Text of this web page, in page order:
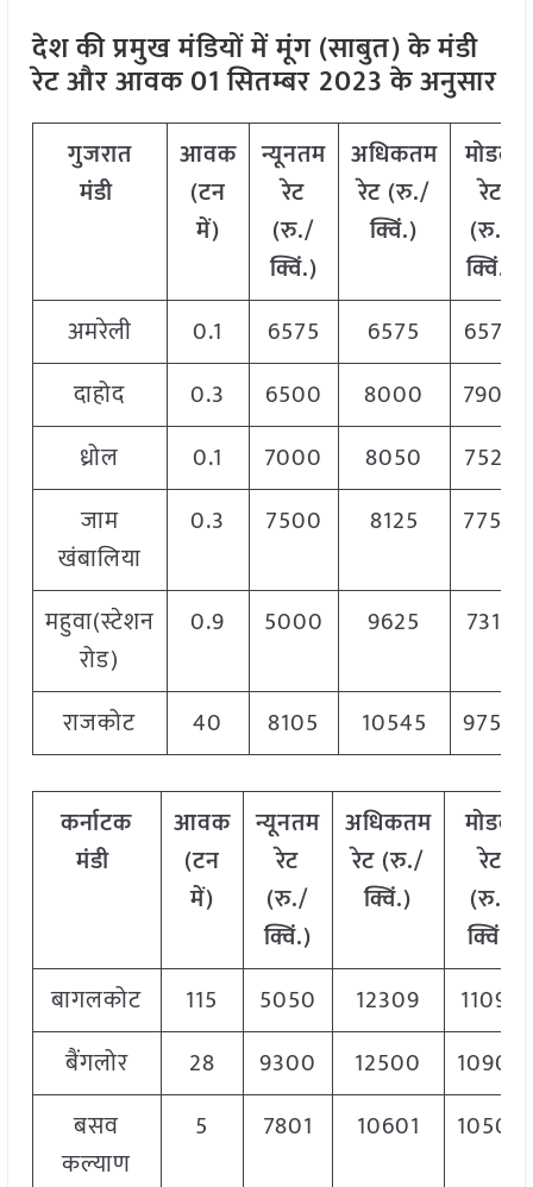
देश की प्रमुख मंडियों में मूंग (साबुत) के मंडी
रेट और आवक 01 सितम्बर 2023 के अनुसार
गुजरात
मंडी
आवक
(टन
में)
न्यूनतम
रेट
(रु./
क्विं.)
अधिकतम
रेट (रु./
क्विं.)
मोडल
रेट
(रु./
क्विं.)
अमरेली
0.1 6575 6575
6575
दाहोद
0.3 6500 8000
7900
ध्रोल
0.1 7000 8050
7525
जाम
खंबालिया
0.3 7500 8125 7750
महुवा(स्टेशन
रोड)
0.9 5000 9625 7315
राजकोट 40 8105 10545 9750
कर्नाटक
मंडी
आवक
(टन
में)
न्यूनतम
रेट
(रु./
क्विं.)
अधिकतम
रेट (रु./
क्विं.)
मोडल
रेट
(रु./
क्विं.)
बागलकोट
115 5050 12309
11099
बैंगलोर
28 9300 12500
10900
बसव
कल्याण
5 7801 10601 10500